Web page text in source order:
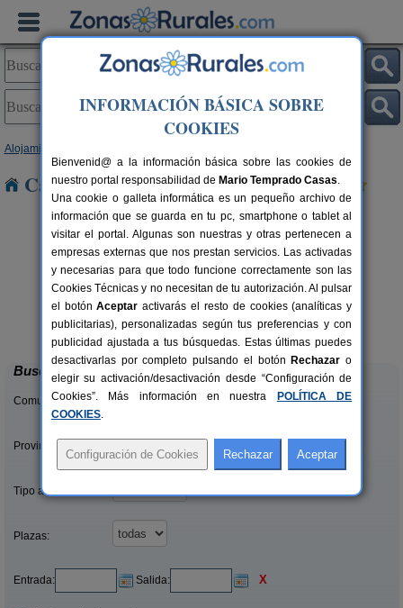
Alojamientos
Casas Rurales cerca de Laukiz
10+4 pers.
desde24 €
Casa Rural Goiena
Mungia (Vizcaya)
Buscar
Comunidades:
Provincias/Islas:
Tipo alquiler:
Plazas:
Entrada: Salida: X
INFORMACIÓN BÁSICA SOBRE
COOKIES
Bienvenid@ a la información básica sobre las cookies de
nuestro portal responsabilidad de Mario Temprado Casas.
Una cookie o galleta informática es un pequeño archivo de
información que se guarda en tu pc, smartphone o tablet al
visitar el portal. Algunas son nuestras y otras pertenecen a
empresas externas que nos prestan servicios. Las activadas
y necesarias para que todo funcione correctamente son las
Cookies Técnicas y no necesitan de tu autorización. Al pulsar
el botónAceptar activarás el resto de cookies (analíticas y
publicitarias), personalizadas según tus preferencias y con
publicidad ajustada a tus búsquedas. Estas últimas puedes
desactivarlas por completo pulsando el botón Rechazar o
elegir su activación/desactivación desde “Configuración de
Cookies”. Más información en nuestra
POLÍTICA DE
COOKIES.